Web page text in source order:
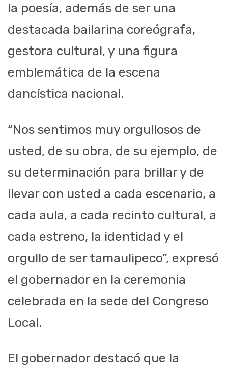
la poesía, además de ser una
destacada bailarina coreógrafa,
gestora cultural, y una figura
emblemática de la escena
dancística nacional.
“Nos sentimos muy orgullosos de
usted, de su obra, de su ejemplo, de
su determinación para brillar y de
llevar con usted a cada escenario, a
cada aula, a cada recinto cultural, a
cada estreno, la identidad y el
orgullo de ser tamaulipeco”, expresó
el gobernador en la ceremonia
celebrada en la sede del Congreso
Local.
El gobernador destacó que la